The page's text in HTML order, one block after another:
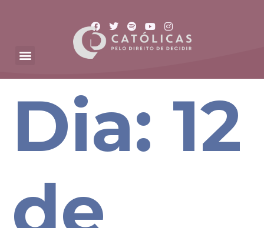
Dia: 12
de